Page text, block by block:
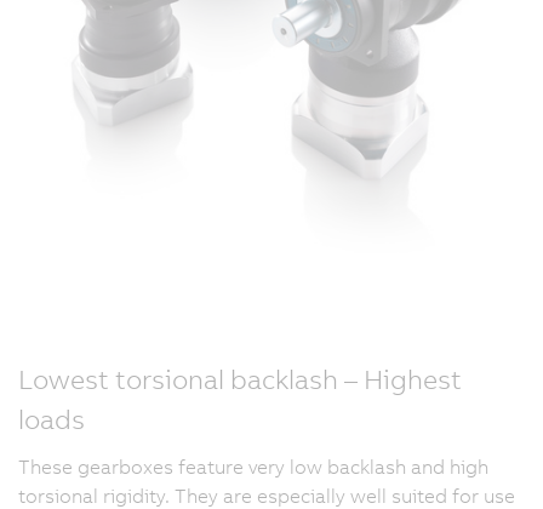
Lowest torsional backlash – Highest
loads
These gearboxes feature very low backlash and high
torsional rigidity. They are especially well suited for use